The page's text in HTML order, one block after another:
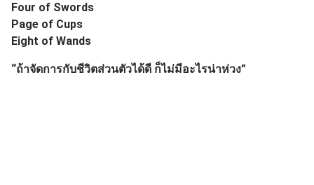
Four of Swords
Page of Cups
Eight of Wands
“ถ้าจัดการกับชีวิตส่วนตัวได้ดี ก็ไม่มีอะไรน่าห่วง”